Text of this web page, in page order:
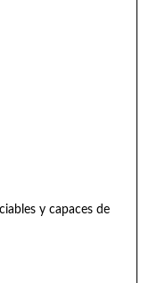
y capaces de